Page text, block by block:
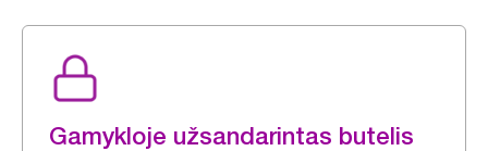
Gamykloje užsandarintas butelis